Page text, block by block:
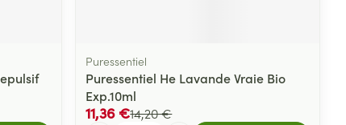
Puressentiel
Puressentiel He Lavande Vraie Bio
Exp.10ml
14,20 €
11,36 €